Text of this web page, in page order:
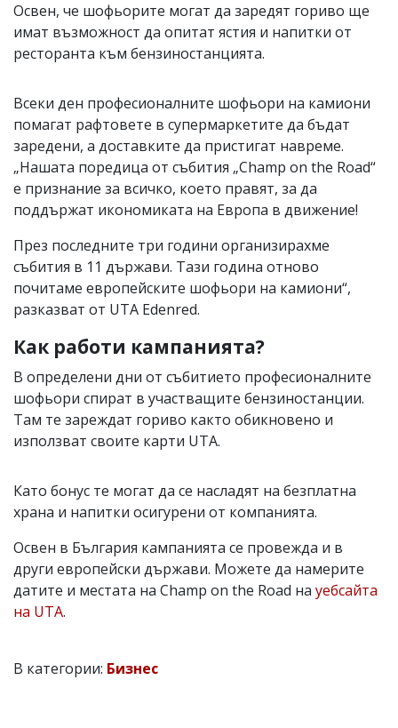
Освен, че шофьорите могат да заредят гориво ще
имат възможност да опитат ястия и напитки от
ресторанта към бензиностанцията.
Всеки ден професионалните шофьори на камиони
помагат рафтовете в супермаркетите да бъдат
заредени, а доставките да пристигат навреме.
„Нашата поредица от събития „Champ on the Road“
е признание за всичко, което правят, за да
поддържат икономиката на Европа в движение!
През последните три години организирахме
събития в 11 държави. Тази година отново
почитаме европейските шофьори на камиони“,
разказват от UTA Edenred.
Как работи кампанията?
В определени дни от събитието професионалните
шофьори спират в участващите бензиностанции.
Там те зареждат гориво както обикновено и
използват своите карти UTA.
Като бонус те могат да се насладят на безплатна
храна и напитки осигурени от компанията.
Освен в България кампанията се провежда и в
други европейски държави. Можете да намерите
датите и местата на Champ on the Road на уебсайта
на UTА.
В категории: Бизнес